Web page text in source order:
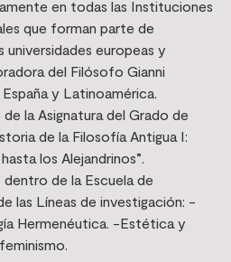
en todas las Instituciones
que forman parte de
universidades europeas y
del Filósofo Gianni
y Latinoamérica.
la Asignatura del Grado de
de la Filosofía Antigua I:
los Alejandrinos”.
de la Escuela de
las Líneas de investigación: -
Hermenéutica. -Estética y